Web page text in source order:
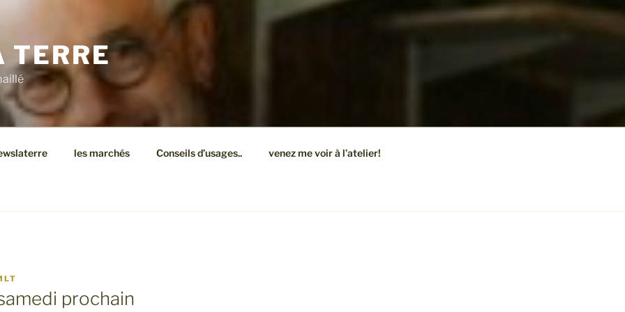
TERRE
les marchés Conseils d’usages.. venez me voir à l’atelier!
prochain